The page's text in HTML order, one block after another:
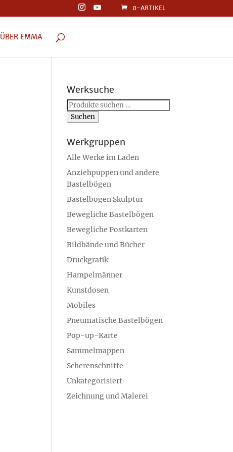
0-ARTIKEL
ÜBER EMMA
Werksuche
Suchen
nach:
Suchen
Werkgruppen
Alle Werke im Laden
Anziehpuppen und andere
Bastelbögen
Bastelbogen Skulptur
Bewegliche Bastelbögen
Bewegliche Postkarten
Bildbände und Bücher
Druckgrafik
Hampelmänner
Kunstdosen
Mobiles
Pneumatische Bastelbögen
Pop-up-Karte
Sammelmappen
Scherenschnitte
Unkategorisiert
Zeichnung und Malerei